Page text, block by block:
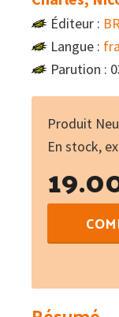
Éditeur :
Langue :
Parution :
Produit
En stock,
de
de